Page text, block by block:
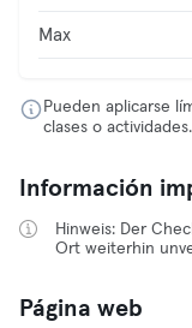
Max
Pueden aplicarse
clases o actividades.
Información
Hinweis: Der
Ort weiterhin
Página web